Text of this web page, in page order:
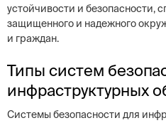
устойчивости и безопасности,
защищенного и надежного
и граждан.
Типы систем
инфраструктурных
Системы безопасности для